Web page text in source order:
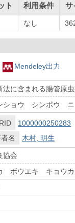
ト 利用条件 サ
なし
Mendeley出力
法に含まれる腸管原
ショウ シンポウ
1000000250283
名
木村, 明生
協会
ボウエキ キョウカ